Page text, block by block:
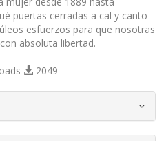
puertas cerradas a cal y canto
esfuerzos para que nosotras
absoluta libertad.
2049